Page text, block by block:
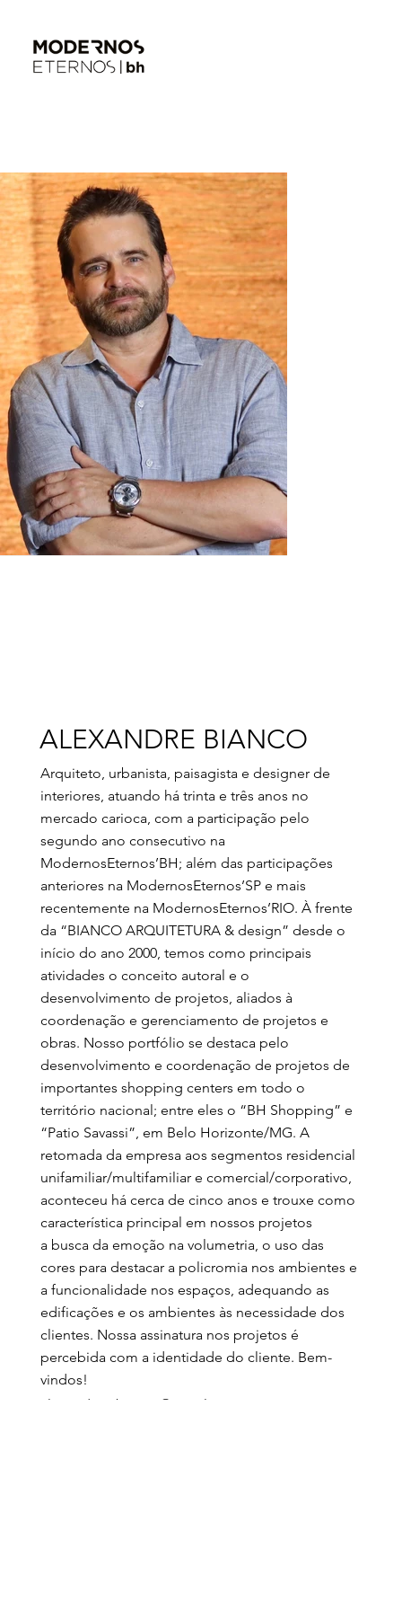
ALEXANDRE BIANCO
Arquiteto, urbanista, paisagista e designer de
interiores, atuando há trinta e três anos no
mercado carioca, com a participação pelo
segundo ano consecutivo na
ModernosEternos’BH; além das participações
anteriores na ModernosEternos’SP e mais
recentemente na ModernosEternos’RIO. À frente
da “BIANCO ARQUITETURA & design” desde o
início do ano 2000, temos como principais
atividades o conceito autoral e o
desenvolvimento de projetos, aliados à
coordenação e gerenciamento de projetos e
obras. Nosso portfólio se destaca pelo
desenvolvimento e coordenação de projetos de
importantes shopping centers em todo o
território nacional; entre eles o “BH Shopping” e
“Patio Savassi”, em Belo Horizonte/MG. A
retomada da empresa aos segmentos residencial
unifamiliar/multifamiliar e comercial/corporativo,
aconteceu há cerca de cinco anos e trouxe como
característica principal em nossos projetos
a busca da emoção na volumetria, o uso das
cores para destacar a policromia nos ambientes e
a funcionalidade nos espaços, adequando as
edificações e os ambientes às necessidade dos
clientes. Nossa assinatura nos projetos é
percebida com a identidade do cliente. Bem-
vindos!
alexandrembianco@gmail.com